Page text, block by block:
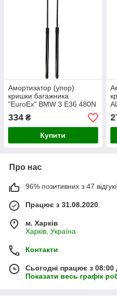
Амортизатор (упор)
кришки багажника
"EuroEx" BMW 3 E36 480N
29 cm
334 ₴
Купити
Про нас
96% позитивних з 47
Працює з 31.08.2020
м. Харків
Харків, Україна
Контакти
Сьогодні працює з 08:00
Показати весь графік